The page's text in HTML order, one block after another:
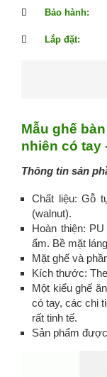
Bảo hành:
Lắp đặt:
Mẫu ghế
nhiên có tay
Thông tin sản
Chất liệu: Gỗ
(walnut).
Hoàn thiện:
ẩm. Bề mặt
Mặt ghế và
Kích thước:
Một kiểu ghế
có tay, các chi
rất tinh tế.
Sản phẩm